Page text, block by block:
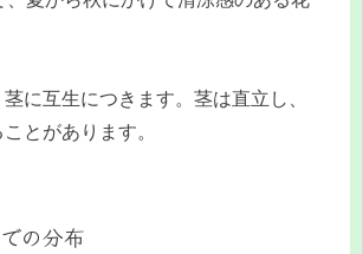
に互生につきます。茎は直立し、
とがあります。
の分布